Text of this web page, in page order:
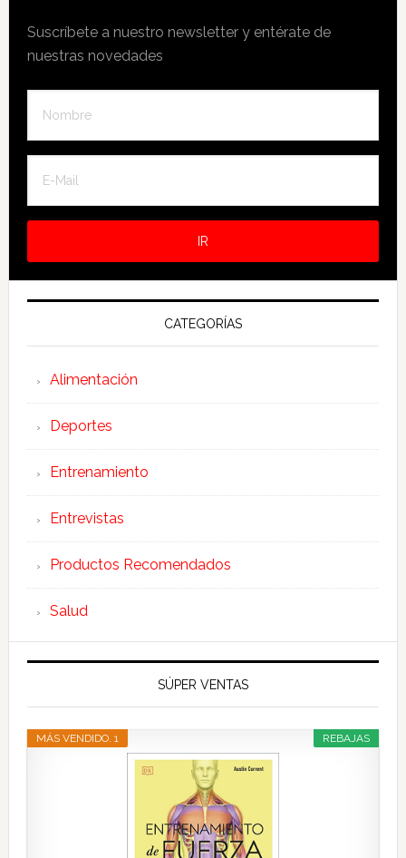
Suscríbete a nuestro newsletter y entérate de
nuestras novedades
CATEGORÍAS
Alimentación
Deportes
Entrenamiento
Entrevistas
Productos Recomendados
Salud
SÚPER VENTAS
REBAJAS
MÁS VENDIDO. 1